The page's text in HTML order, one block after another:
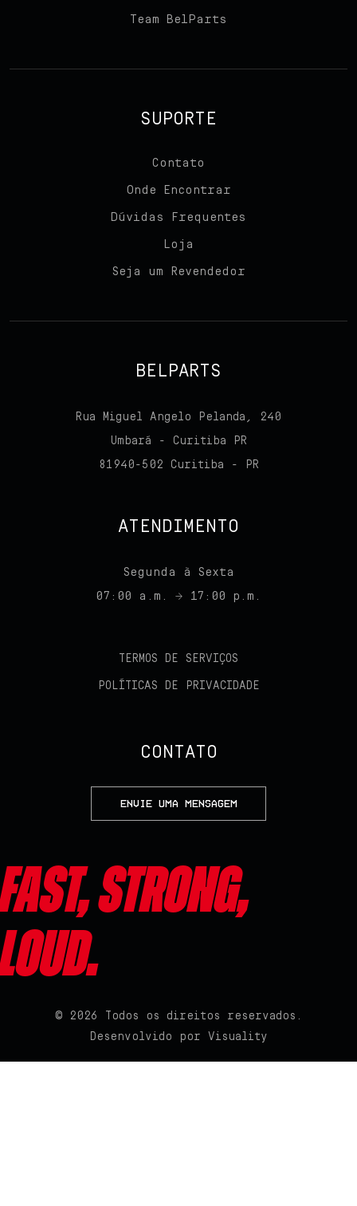
Team BelParts
SUPORTE
Contato
Onde Encontrar
Dúvidas Frequentes
Loja
Seja um Revendedor
BELPARTS
Rua Miguel Angelo Pelanda, 240
Umbará - Curitiba PR
81940-502 Curitiba - PR
ATENDIMENTO
Segunda à Sexta
07:00 a.m. → 17:00 p.m.
TERMOS DE SERVIÇOS
POLÍTICAS DE PRIVACIDADE
CONTATO
ENVIE UMA MENSAGEM
Fast, Strong,
Loud.
© 2026 Todos os direitos reservados.
Desenvolvido por Visuality